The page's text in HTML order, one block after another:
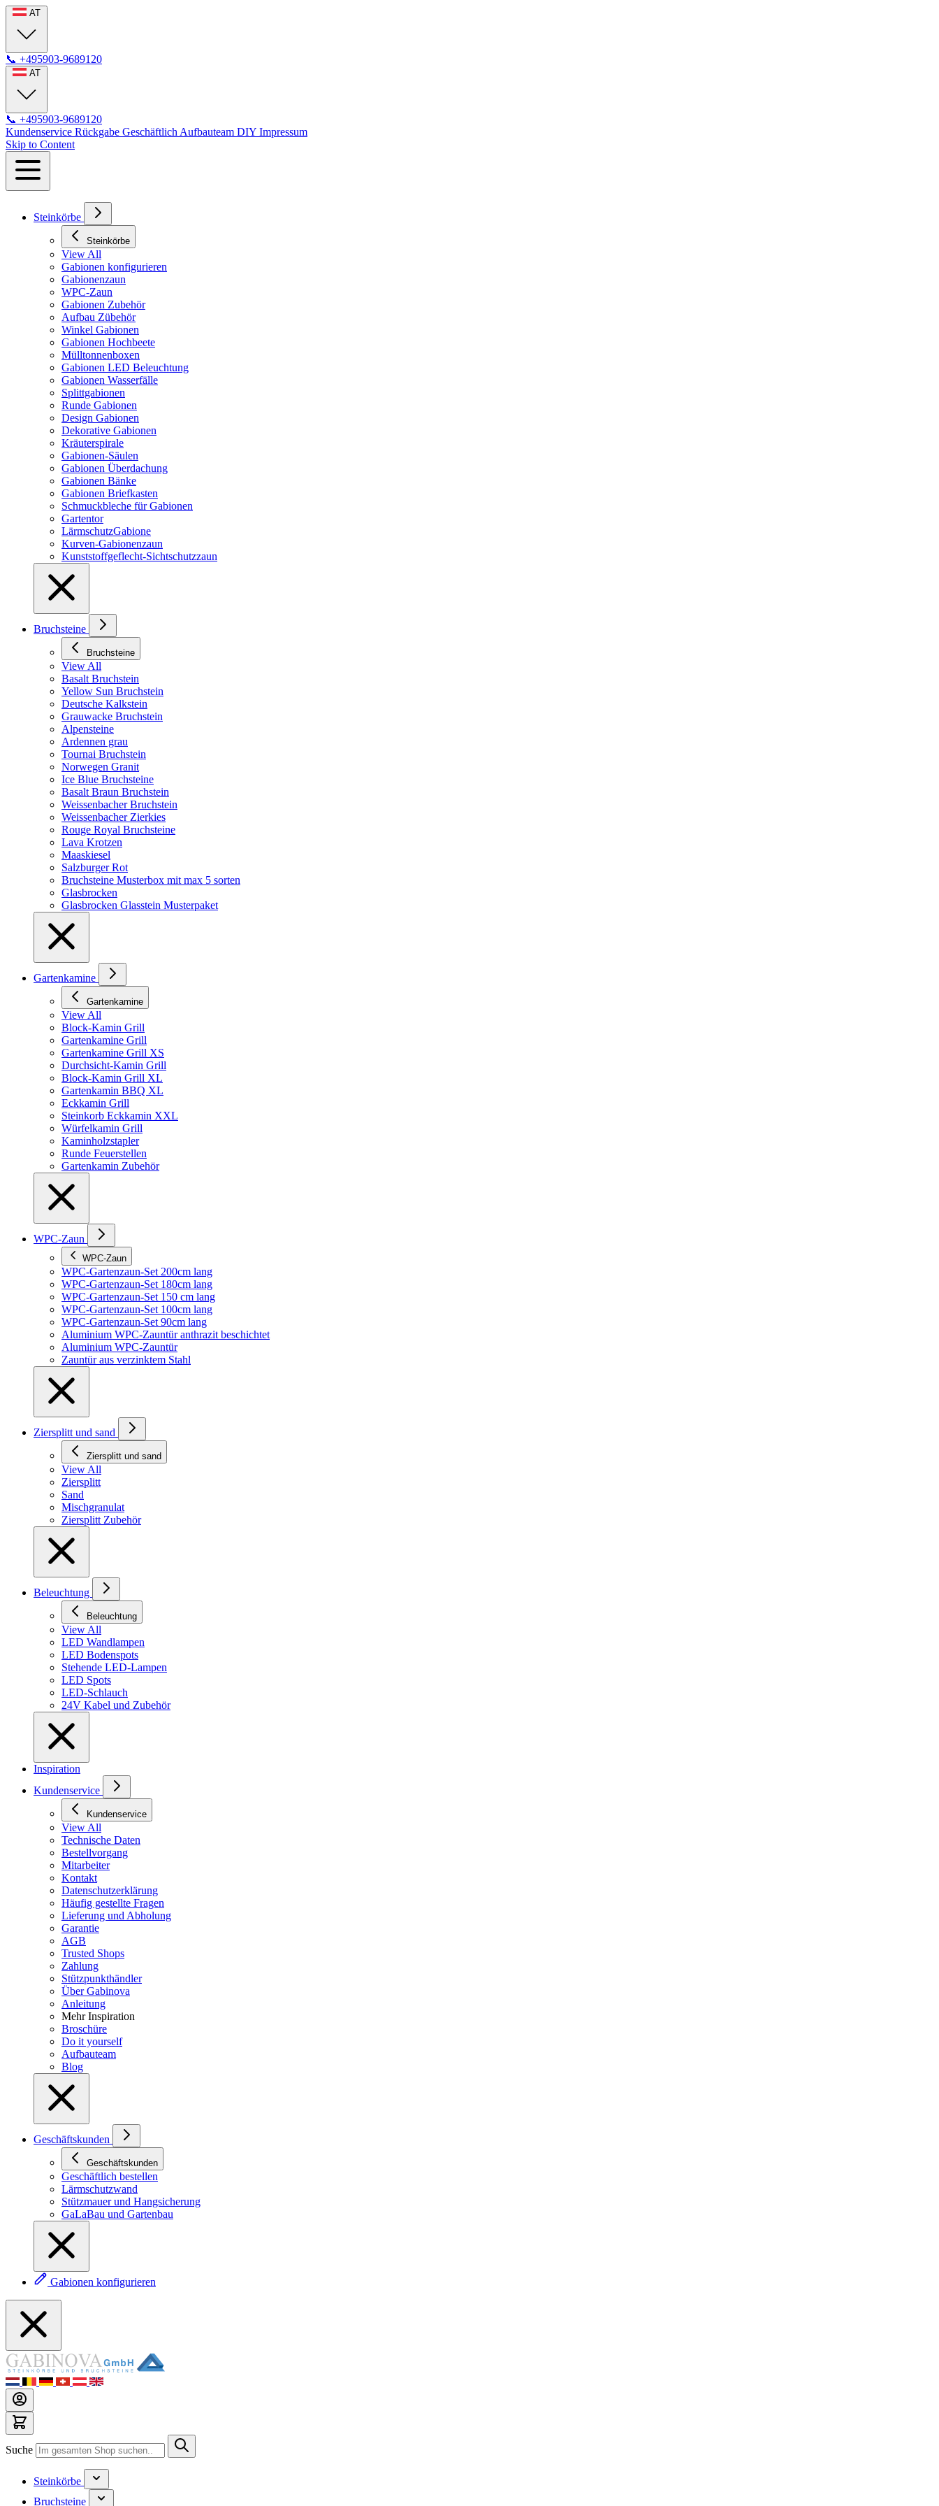
AT
📞 +495903-9689120
AT
📞 +495903-9689120
Kundenservice Rückgabe Geschäftlich Aufbauteam DIY Impressum
Skip to Content
Steinkörbe
Steinkörbe
View All
Gabionen konfigurieren
Gabionenzaun
WPC-Zaun
Gabionen Zubehör
Aufbau Zübehör
Winkel Gabionen
Gabionen Hochbeete
Mülltonnenboxen
Gabionen LED Beleuchtung
Gabionen Wasserfälle
Splittgabionen
Runde Gabionen
Design Gabionen
Dekorative Gabionen
Kräuterspirale
Gabionen-Säulen
Gabionen Überdachung
Gabionen Bänke
Gabionen Briefkasten
Schmuckbleche für Gabionen
Gartentor
LärmschutzGabione
Kurven-Gabionenzaun
Kunststoffgeflecht-Sichtschutzzaun
Bruchsteine
Bruchsteine
View All
Basalt Bruchstein
Yellow Sun Bruchstein
Deutsche Kalkstein
Grauwacke Bruchstein
Alpensteine
Ardennen grau
Tournai Bruchstein
Norwegen Granit
Ice Blue Bruchsteine
Basalt Braun Bruchstein
Weissenbacher Bruchstein
Weissenbacher Zierkies
Rouge Royal Bruchsteine
Lava Krotzen
Maaskiesel
Salzburger Rot
Bruchsteine Musterbox mit max 5 sorten
Glasbrocken
Glasbrocken Glasstein Musterpaket
Gartenkamine
Gartenkamine
View All
Block-Kamin Grill
Gartenkamine Grill
Gartenkamine Grill XS
Durchsicht-Kamin Grill
Block-Kamin Grill XL
Gartenkamin BBQ XL
Eckkamin Grill
Steinkorb Eckkamin XXL
Würfelkamin Grill
Kaminholzstapler
Runde Feuerstellen
Gartenkamin Zubehör
WPC-Zaun
WPC-Zaun
WPC-Gartenzaun-Set 200cm lang
WPC-Gartenzaun-Set 180cm lang
WPC-Gartenzaun-Set 150 cm lang
WPC-Gartenzaun-Set 100cm lang
WPC-Gartenzaun-Set 90cm lang
Aluminium WPC-Zauntür anthrazit beschichtet
Aluminium WPC-Zauntür
Zauntür aus verzinktem Stahl
Ziersplitt und sand
Ziersplitt und sand
View All
Ziersplitt
Sand
Mischgranulat
Ziersplitt Zubehör
Beleuchtung
Beleuchtung
View All
LED Wandlampen
LED Bodenspots
Stehende LED-Lampen
LED Spots
LED-Schlauch
24V Kabel und Zubehör
Inspiration
Kundenservice
Kundenservice
View All
Technische Daten
Bestellvorgang
Mitarbeiter
Kontakt
Datenschutzerklärung
Häufig gestellte Fragen
Lieferung und Abholung
Garantie
AGB
Trusted Shops
Zahlung
Stützpunkthändler
Über Gabinova
Anleitung
Mehr Inspiration
Broschüre
Do it yourself
Aufbauteam
Blog
Geschäftskunden
Geschäftskunden
Geschäftlich bestellen
Lärmschutzwand
Stützmauer und Hangsicherung
GaLaBau und Gartenbau
Gabionen konfigurieren
Suche
Steinkörbe
Bruchsteine